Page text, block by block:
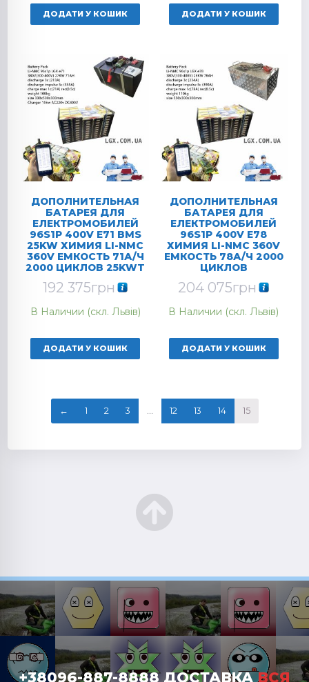
ДОДАТИ У КОШИК ДОДАТИ У КОШИК
ДОПОЛНИТЕЛЬНАЯ
БАТАРЕЯ ДЛЯ
ЕЛЕКТРОМОБИЛЕЙ
96S1P 400V E71 BMS
25KW ХИМИЯ LI-NMC
360V ЕМКОСТЬ 71А/Ч
2000 ЦИКЛОВ 25KWT
192 375грн
В Наличии (скл. Львів)
ДОДАТИ У КОШИК
ДОПОЛНИТЕЛЬНАЯ
БАТАРЕЯ ДЛЯ
ЕЛЕКТРОМОБИЛЕЙ
96S1P 400V E78
ХИМИЯ LI-NMC 360V
ЕМКОСТЬ 78А/Ч 2000
ЦИКЛОВ
204 075грн
В Наличии (скл. Львів)
ДОДАТИ У КОШИК
← 1 2 3 12 13 14 15
+38096-887-8888 ДОСТАВКА ВСЯ